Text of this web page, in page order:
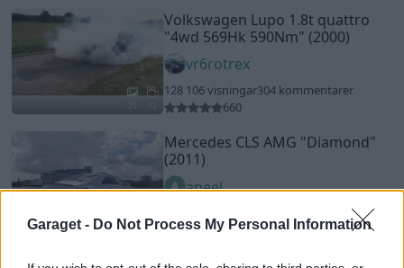
Garaget - Do Not Process My Personal Information
Volkswagen Lupo 1.8t quattro
"4wd 569Hk 590Nm" (2000)
vr6rotrex
128 106 visningar304 kommentarer
660
10
Mercedes CLS AMG "Diamond"
(2011)
aneel
19
18 dec. 17